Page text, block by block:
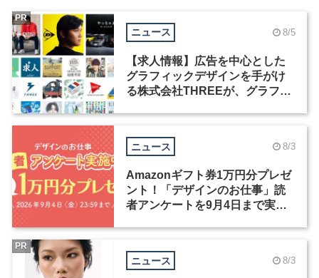
ニュース 8/5
【求人情報】広告を中心とした
グラフィックデザインを手がけ
る株式会社THREEが、グラフィ
PR
ニュース 8/3
Amazonギフト券1万円分プレゼ
ント！「デザインのお仕事」読
者アンケートを9月4日まで実施
ニュース 8/3
PR